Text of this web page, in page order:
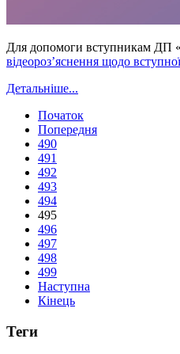
Для допомоги вступникам ДП
відеороз’яснення щодо
Детальніше...
Початок
Попередня
490
491
492
493
494
495
496
497
498
499
Наступна
Кінець
Теги